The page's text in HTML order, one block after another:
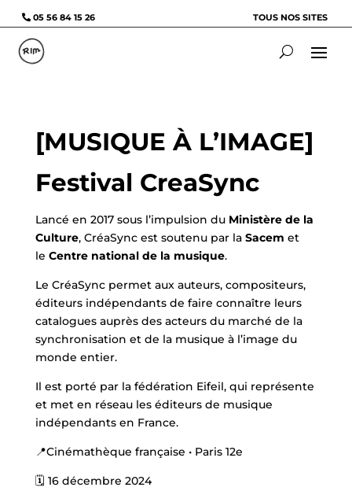
05 56 84 15 26 TOUS NOS SITES
[MUSIQUE À L’IMAGE]
Festival CreaSync
Lancé en 2017 sous l’impulsion du Ministère de la
Culture, CréaSync est soutenu par la Sacem et
le Centre national de la musique.
Le CréaSync permet aux auteurs, compositeurs,
éditeurs indépendants de faire connaître leurs
catalogues auprès des acteurs du marché de la
synchronisation et de la musique à l’image du
monde entier.
Il est porté par la fédération Eifeil, qui représente
et met en réseau les éditeurs de musique
indépendants en France.
📍Cinémathèque française • Paris 12e
🗓️ 16 décembre 2024